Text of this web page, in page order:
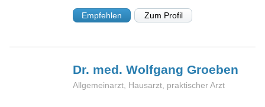
Empfehlen Zum Profil
Dr. med. WolfgangGroeben
Allgemeinarzt, Hausarzt, praktischer Arzt